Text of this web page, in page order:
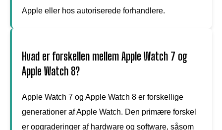
Apple eller hos autoriserede forhandlere.
Hvad er forskellen mellem Apple Watch 7 og
Apple Watch 8?
Apple Watch 7 og Apple Watch 8 er forskellige
generationer af Apple Watch. Den primære forskel
er opgraderinger af hardware og software, såsom